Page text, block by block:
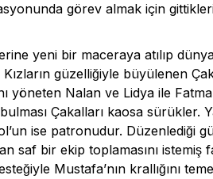
görev almak için
yeni bir maceraya atılıp
güzelliğiyle büyülenen
yöneten Nalan ve Lidya ile
Çakalları kaosa sürükler.
ise patronudur. Düzenlediği
saf bir ekip toplamasını istemiş
Mustafa’nın krallığını